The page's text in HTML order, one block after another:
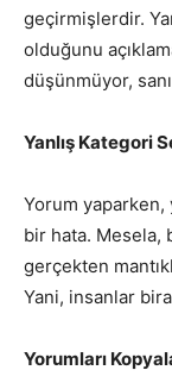
geçirmişlerdir.
olduğunu
düşünmüyor,
Yanlış Kategori
Yorum yaparken,
bir hata. Mesela,
gerçekten
Yani, insanlar
Yorumları